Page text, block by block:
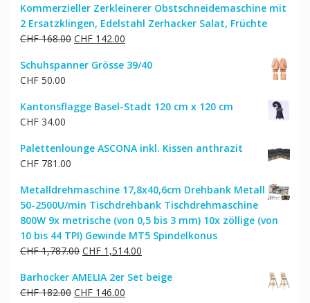
Kommerzieller Zerkleinerer Obstschneidemaschine mit
2 Ersatzklingen, Edelstahl Zerhacker Salat, Früchte
CHF168.00 Ursprünglicher
war:
CHF142.00Aktueller
ist:
Schuhspanner Grösse 39/40
CHF50.00
Kantonsflagge Basel-Stadt 120 cm x 120 cm
CHF34.00
Palettenlounge ASCONA inkl. Kissen anthrazit
CHF781.00
Metalldrehmaschine 17,8x40,6cm Drehbank Metall
50-2500U/min Tischdrehbank Tischdrehmaschine
800W 9x metrische (von 0,5 bis 3 mm) 10x zöllige (von
10 bis 44 TPI) Gewinde MT5 Spindelkonus
CHF1,787.00 Ursprünglicher
war:
CHF 1,787.00
CHF1,514.00Aktueller
ist:
Barhocker AMELIA 2er Set beige
CHF182.00 Ursprünglicher
CHF146.00Aktueller